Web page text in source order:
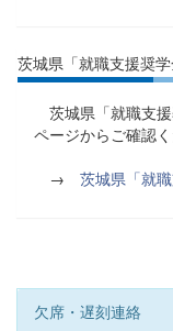
茨城県「就職支援奨
茨城県「就職支
ページからご確認く
→ 茨城県「就
欠席・遅刻連絡